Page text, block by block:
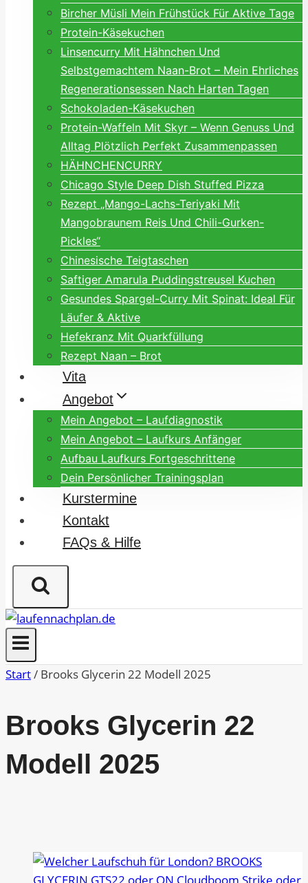
Bircher Müsli Mein Frühstück Für Aktive Tage
Protein-Käsekuchen
Linsencurry Mit Hähnchen Und
Selbstgemachtem Naan-Brot – Mein Ehrliches
Regenerationsessen Nach Harten Tagen
Schokoladen-Käsekuchen
Protein-Waffeln Mit Skyr – Wenn Genuss Und
Alltag Plötzlich Perfekt Zusammenpassen
HÄHNCHENCURRY
Chicago Style Deep Dish Stuffed Pizza
Rezept „Mango-Lachs-Teriyaki Mit
Mangobraunem Reis Und Chili-Gurken-
Pickles“
Chinesische Teigtaschen
Saftiger Amarula Puddingstreusel Kuchen
Gesundes Spargel-Curry Mit Spinat: Ideal Für
Läufer & Aktive
Hefekranz Mit Quarkfüllung
Rezept Naan – Brot
Vita
Angebot
Mein Angebot – Laufdiagnostik
Mein Angebot – Laufkurs Anfänger
Aufbau Laufkurs Fortgeschrittene
Dein Persönlicher Trainingsplan
Kurstermine
Kontakt
FAQs & Hilfe
Start/ Brooks Glycerin 22 Modell 2025
Brooks Glycerin 22
Modell 2025